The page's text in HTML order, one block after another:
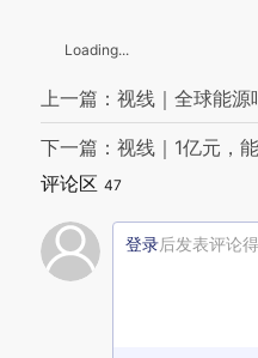
Loading...
上一篇：视线｜全球能
下一篇：视线｜1亿元，
评论区 47
登录后发表评论